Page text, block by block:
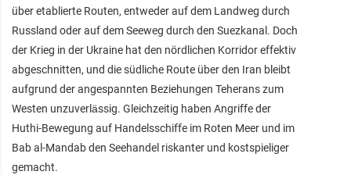
über etablierte Routen, entweder auf dem Landweg durch
Russland oder auf dem Seeweg durch den Suezkanal. Doch
der Krieg in der Ukraine hat den nördlichen Korridor effektiv
abgeschnitten, und die südliche Route über den Iran bleibt
aufgrund der angespannten Beziehungen Teherans zum
Westen unzuverlässig. Gleichzeitig haben Angriffe der
Huthi-Bewegung auf Handelsschiffe im Roten Meer und im
Bab al-Mandab den Seehandel riskanter und kostspieliger
gemacht.